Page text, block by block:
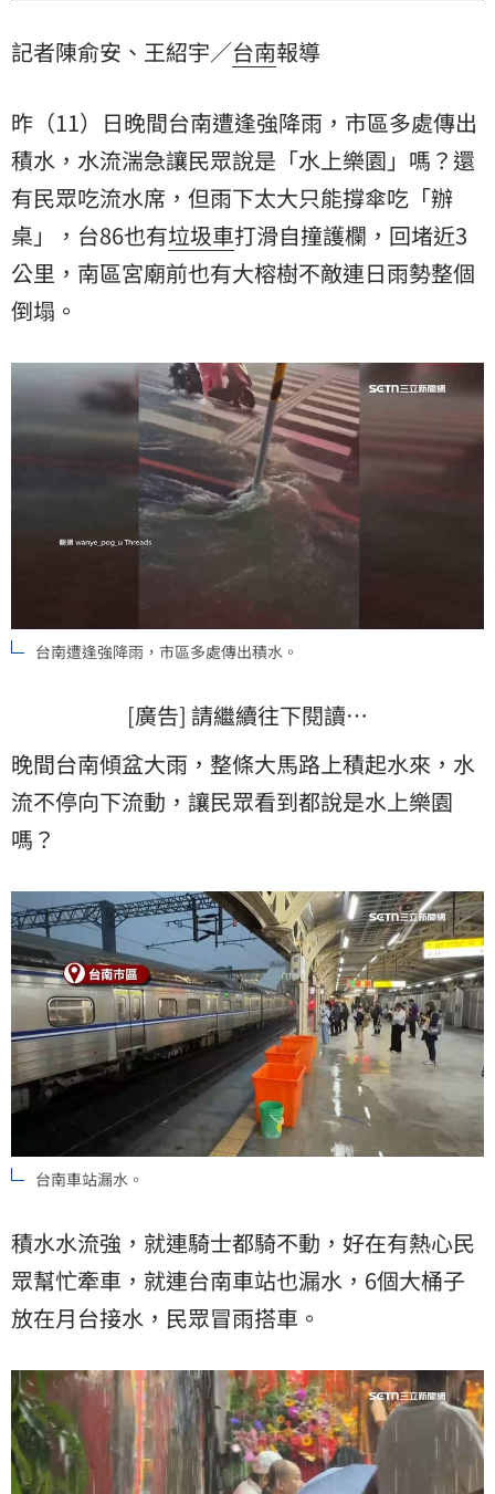
記者陳俞安、王紹宇／台南報導
昨（11）日晚間台南遭逢強降雨，市區多處傳出
積水 ，水流湍急讓民眾說是「水上樂園」嗎？還
有民眾吃流水席，但雨下太大只能撐傘吃「辦
桌 」，台86也有垃圾車打滑自撞護欄，回堵近3
公里，南區宮廟前也有大榕樹不敵連日雨勢整個
倒塌。
台南遭逢強降雨，市區多處傳出積水。
[廣告] 請繼續往下閱讀…
晚間台南傾盆大雨，整條大馬路上積起水來，水
流不停向下流動，讓民眾看到都說是水上樂園
嗎？
台南車站漏水。
積水水流強，就連騎士都騎不動，好在有熱心民
眾幫忙牽車，就連台南車站也漏水，6個大桶子
放在月台接水，民眾冒雨搭車。